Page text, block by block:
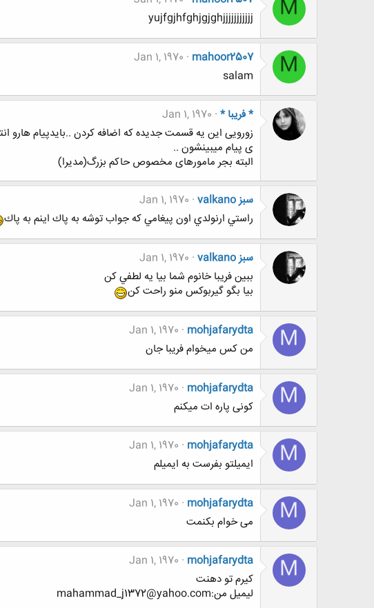
M
yujfgjhfghjgjghjjjjjjjjjjj
M
mahoor2507
Jan 1, 1970
salam
* فریبا * Jan 1, 1970
ی پیام میبینشون ..
البته بجر مامورهای مخصوص حاکم بزرگ(مدیرا)
valkano سبز
Jan 1, 1970
راستي ارنولدي اون پيغامي كه جواب توشه به پاك اينم به پاك
valkano سبز
Jan 1, 1970
ببين فريبا خانوم شما بيا يه لطفي كن
بيا بگو گيربوكس منو راحت كن
M
mohjafarydta
Jan 1, 1970
من کس میخوام فریبا جان
M
mohjafarydta
Jan 1, 1970
کونی پاره ات میکنم
M
mohjafarydta
Jan 1, 1970
ایمیلتو بفرست به ایمیلم
M
mohjafarydta
Jan 1, 1970
می خوام بکنمت
M
mohjafarydta
Jan 1, 1970
کیرم تو دهنت
لیمیل من:mahammad_j1372@yahoo.com